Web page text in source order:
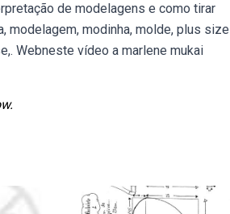
de modelagens e como tirar
modelagem, modinha, molde, plus size
Webneste vídeo a marlene mukai